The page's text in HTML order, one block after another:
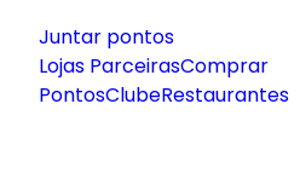
Juntar pontos
Lojas ParceirasComprar
PontosClubeRestaurantes